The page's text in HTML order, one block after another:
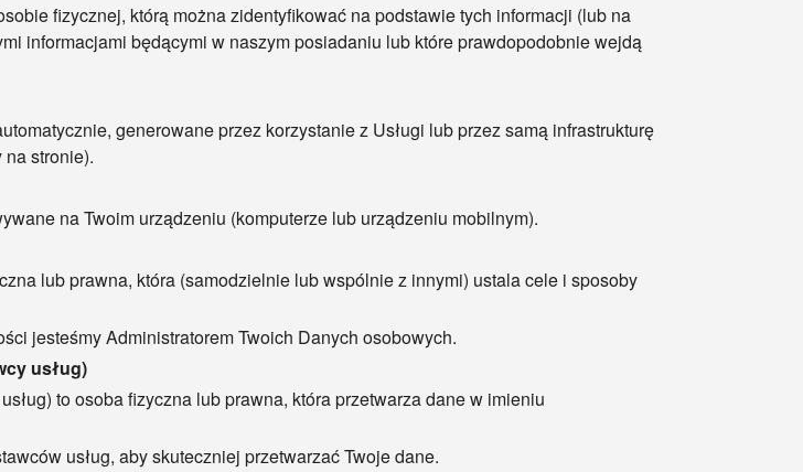
fizycznej, którą można zidentyfikować na podstawie tych informacji (lub na
informacjami będącymi w naszym posiadaniu lub które prawdopodobnie wejdą
generowane przez korzystanie z Usługi lub przez samą infrastrukturę
na stronie).
na Twoim urządzeniu (komputerze lub urządzeniu mobilnym).
lub prawna, która (samodzielnie lub wspólnie z innymi) ustala cele i sposoby
jesteśmy Administratorem Twoich Danych osobowych.
usług)
to osoba fizyczna lub prawna, która przetwarza dane w imieniu
usług, aby skuteczniej przetwarzać Twoje dane.